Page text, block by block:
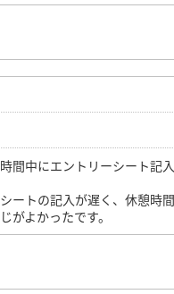
間中にエントリーシート記
ートの記入が遅く、休憩時
よかったです。